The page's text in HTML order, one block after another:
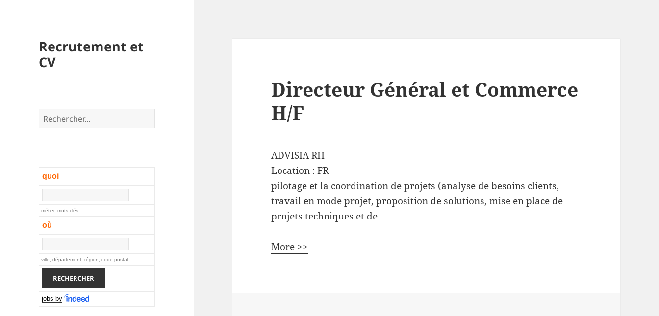
Recrutement et
CV
Rechercher :
quoi
métier, mots-clés
où
ville, département, région, code postal
jobs by
Directeur Général et Commerce
H/F
ADVISIA RH
Location :FR
pilotage et la coordination de projets (analyse de besoins clients,
travail en mode projet, proposition de solutions, mise en place de
projets techniques et de…
More >>